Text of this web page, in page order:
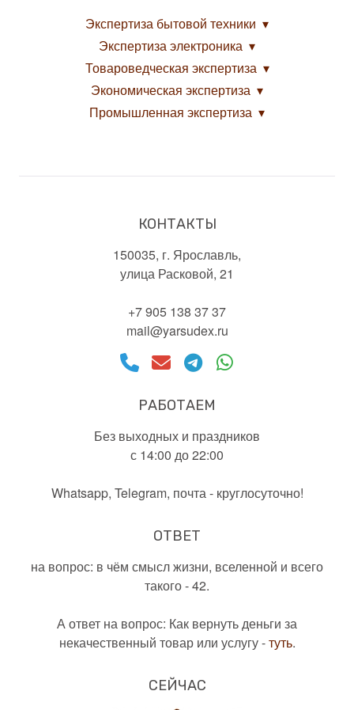
Экспертиза бытовой техники
Экспертиза электроника
Товароведческая экспертиза
Экономическая экспертиза
Промышленная экспертиза
КОНТАКТЫ
150035, г. Ярославль,
улица Расковой, 21
+7 905 138 37 37
mail@yarsudex.ru
РАБОТАЕМ
Без выходных и праздников
с 14:00 до 22:00
Whatsapp, Telegram, почта - круглосуточно!
ОТВЕТ
на вопрос: в чём смысл жизни, вселенной и всего
такого - 42.
А ответ на вопрос: Как вернуть деньги за
некачественный товар или услугу -туть.
СЕЙЧАС